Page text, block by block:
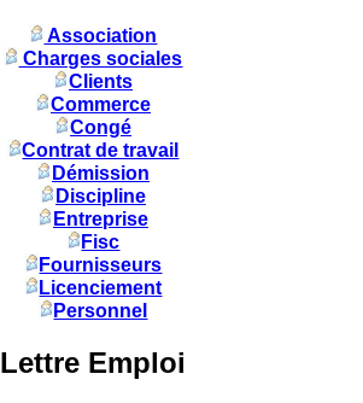
Association
Charges sociales
Clients
Commerce
Congé
Contrat de travail
Démission
Discipline
Entreprise
Fisc
Fournisseurs
Licenciement
Personnel
Lettre Emploi